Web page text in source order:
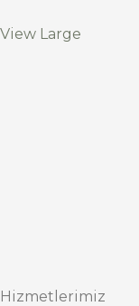
View Large
Hizmetlerimiz